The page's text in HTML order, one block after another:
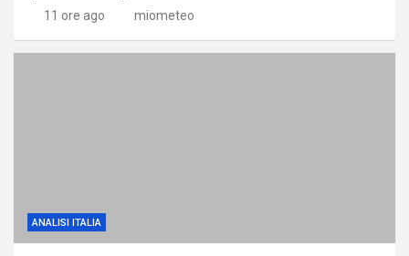
11 ore ago miometeo
ANALISI ITALIA